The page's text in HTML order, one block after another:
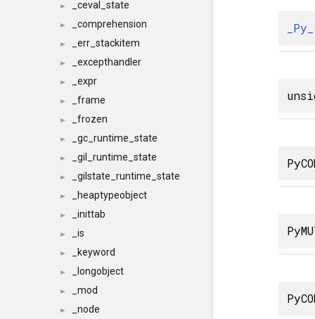
► _ceval_state
► _comprehension
► _err_stackitem
► _excepthandler
► _expr
► _frame
► _frozen
► _gc_runtime_state
► _gil_runtime_state
► _gilstate_runtime_state
► _heaptypeobject
► _inittab
► _is
► _keyword
► _longobject
► _mod
► _node